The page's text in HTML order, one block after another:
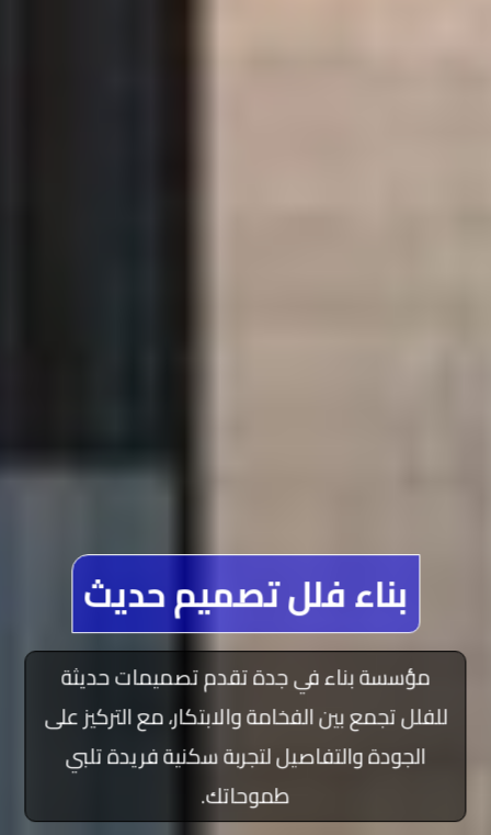
بناء فلل تصميم حديث
مؤسسة بناء في جدة تقدم تصميمات حديثة
للفلل تجمع بين الفخامة والابتكار، مع التركيز على
الجودة والتفاصيل لتجربة سكنية فريدة تلبي
طموحاتك.